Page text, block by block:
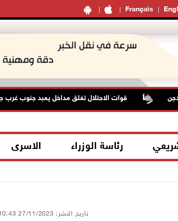
Français
قوات الاحتلال تغلق مداخل يعبد جنوب غرب جنين
رئاسة الوزراء الاسرى
تاريخ النشر: 27/11/2023 10:43 ص